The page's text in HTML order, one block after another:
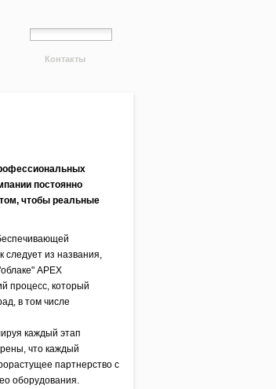
Контакты
постоянно
чтобы реальные
следует из названия,
APEX
процесс, который
в том числе
каждый этап
что каждый
партнерство с
оборудования.